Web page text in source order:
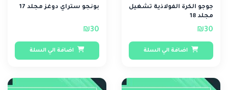
جوجو الكرة الفولاذية تشغيل
مجلد 18
₪30
اضافة الي السلة
بونجو ستراي دوغز مجلد 17
₪30
اضافة الي السلة